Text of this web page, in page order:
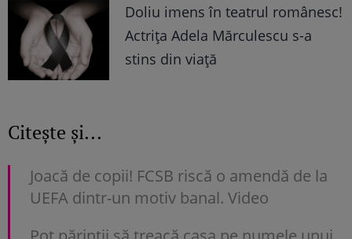
Doliu imens în teatrul românesc!
Actrița Adela Mărculescu s-a
stins din viață
Citește și...
Joacă de copii! FCSB riscă o amendă de la
UEFA dintr-un motiv banal. Video